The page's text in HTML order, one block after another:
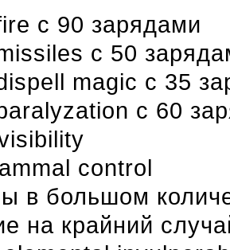
c 90 зарядами
c 50
magic c 35
c 60
control
в большом
на крайний